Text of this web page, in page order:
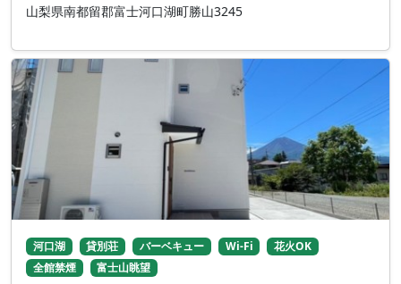
山梨県南都留郡富士河口湖町勝山3245
河口湖 貸別荘 バーベキュー Wi-Fi
花火OK
全館禁煙
富士山眺望